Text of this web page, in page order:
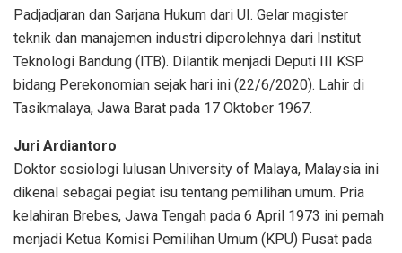
Padjadjaran dan Sarjana Hukum dari UI. Gelar magister
teknik dan manajemen industri diperolehnya dari Institut
Teknologi Bandung (ITB). Dilantik menjadi Deputi III KSP
bidang Perekonomian sejak hari ini (22/6/2020). Lahir di
Tasikmalaya, Jawa Barat pada 17 Oktober 1967.
Juri Ardiantoro
Doktor sosiologi lulusan University of Malaya, Malaysia ini
dikenal sebagai pegiat isu tentang pemilihan umum. Pria
kelahiran Brebes, Jawa Tengah pada 6 April 1973 ini pernah
menjadi Ketua Komisi Pemilihan Umum (KPU) Pusat pada